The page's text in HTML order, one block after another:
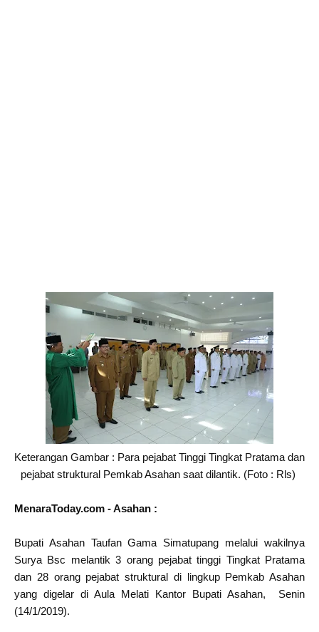
Keterangan Gambar : Para pejabat Tinggi Tingkat Pratama dan
pejabat struktural Pemkab Asahan saat dilantik. (Foto : Rls)
MenaraToday.com - Asahan :
Bupati Asahan Taufan Gama Simatupang melalui wakilnya
Surya Bsc melantik 3 orang pejabat tinggi Tingkat Pratama
dan 28 orang pejabat struktural di lingkup Pemkab Asahan
yang digelar di Aula Melati Kantor Bupati Asahan, Senin
(14/1/2019).